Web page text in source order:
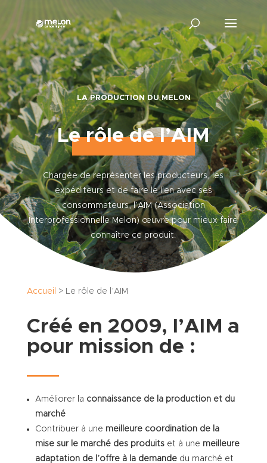
LA PRODUCTION DU MELON
Le rôle de l’AIM
Chargée de représenter les producteurs, les
expéditeurs et de faire le lien avec ses
consommateurs, l’AIM (Association
Interprofessionnelle Melon) œuvre pour mieux faire
connaître ce produit.
Accueil > Le rôle de l’AIM
Créé en 2009, l’AIM a
pour mission de :
Améliorer la connaissance de la production et du
marché
Contribuer à une meilleure coordination de la
mise sur le marché des produitset à une meilleure
adaptation de l’offre à la demandedu marché et